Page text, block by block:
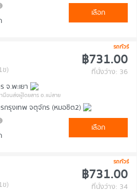
เลือก
รถทัวร์
ข)
฿731.00
ที่นั่งว่าง: 36
จ.พะเยา
นีขนส่งผู้โดยสาร อ.แม่สาย
กรุงเทพ จตุจักร (หมอชิต2)
เลือก
รถทัวร์
ข)
฿731.00
ที่นั่งว่าง: 34